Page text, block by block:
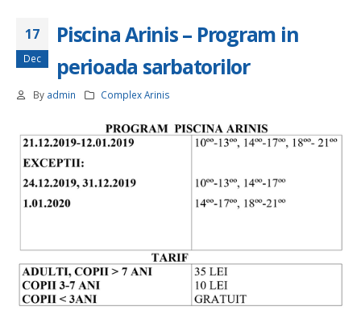
17
Dec
Piscina Arinis – Program in
perioada sarbatorilor
By admin Complex Arinis